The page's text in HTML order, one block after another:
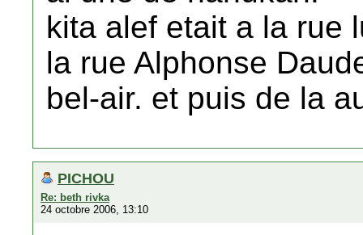
kita alef etait a la rue
la rue Alphonse
bel-air. et puis de la
PICHOU
Re: beth rivka
24 octobre 2006, 13:10